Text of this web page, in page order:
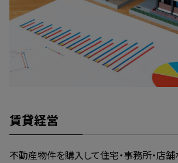
賃貸経営
不動産物件を購入して住宅・事務所・店